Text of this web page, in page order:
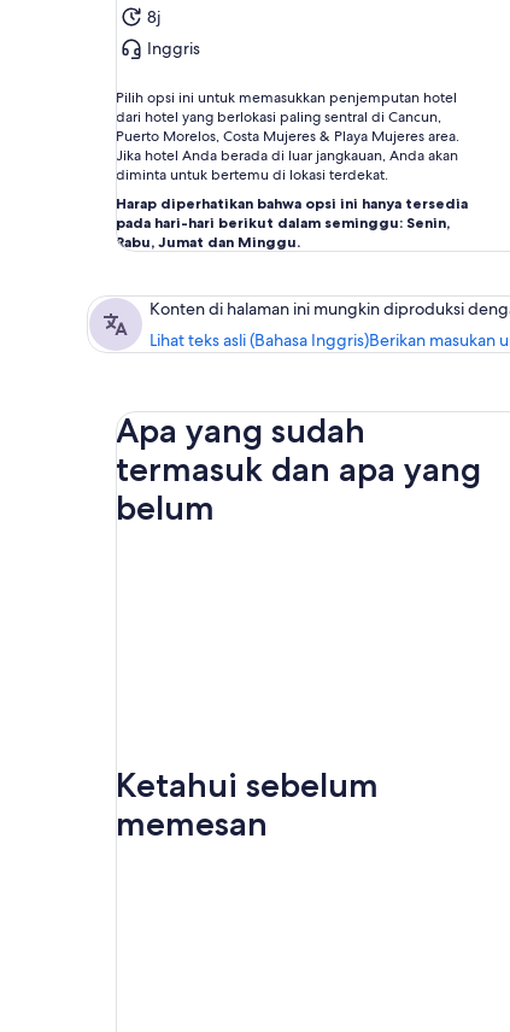
8j
Inggris
Pilih opsi ini untuk memasukkan penjemputan hotel
dari hotel yang berlokasi paling sentral di Cancun,
Puerto Morelos, Costa Mujeres & Playa Mujeres area.
Jika hotel Anda berada di luar jangkauan, Anda akan
diminta untuk bertemu di lokasi terdekat.
Harap diperhatikan bahwa opsi ini hanya tersedia
pada hari-hari berikut dalam seminggu: Senin,
Rabu, Jumat dan Minggu.
Konten di halaman ini mungkin diproduksi
Lihat teks asli (Bahasa Inggris)Berikan masukan
Apa yang sudah
termasuk dan apa yang
belum
Ketahui sebelum
memesan